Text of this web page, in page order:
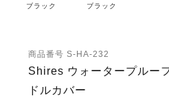
ブラック ブラック
商品番号 S-HA-232
Shires ウォータープルー
ドルカバー